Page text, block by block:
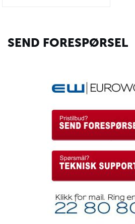
SEND FORESPØRSEL